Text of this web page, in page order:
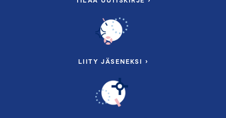
LIITY JÄSENEKSI ›